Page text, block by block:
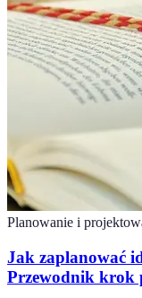
Planowanie i
Jak zaplanować
Przewodnik krok